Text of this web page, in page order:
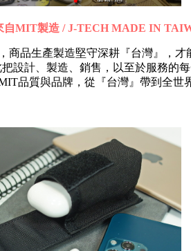
自MIT製造 / J-TECH MADE IN
商品生產製造堅守深耕『台灣』，
設計、製造、銷售，以至於服務的
品質與品牌，從『台灣』帶到全世